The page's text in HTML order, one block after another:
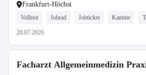
Frankfurt-Höchst
Vollzeit Jobrad Jobticket Kantine
28.07.2026
Facharzt Allgemeinmedizin